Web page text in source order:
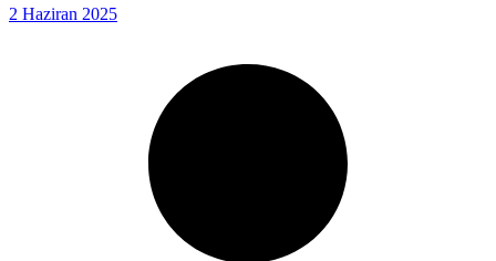
2 Haziran 2025